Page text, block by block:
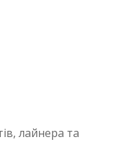
лайнера та